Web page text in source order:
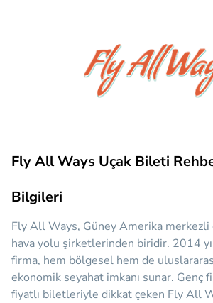
Fly All Ways Uçak Bileti
Bilgileri
Fly All Ways, Güney Amerika
hava yolu şirketlerinden biridir. 2014
firma, hem bölgesel hem de
ekonomik seyahat imkanı sunar. Genç
fiyatlı biletleriyle dikkat çeken Fly All